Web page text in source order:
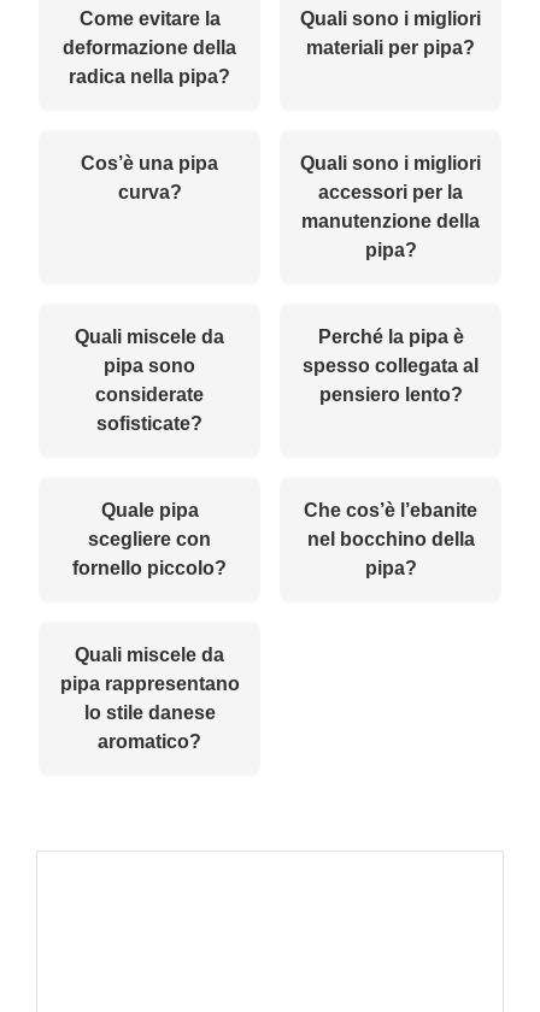
Come evitare la
deformazione della
radica nella pipa?
Quali sono i migliori
materiali per pipa?
Cos’è una pipa
curva?
Quali sono i migliori
accessori per la
manutenzione della
pipa?
Quali miscele da
pipa sono
considerate
sofisticate?
Perché la pipa è
spesso collegata al
pensiero lento?
Quale pipa
scegliere con
fornello piccolo?
Che cos’è l’ebanite
nel bocchino della
pipa?
Quali miscele da
pipa rappresentano
lo stile danese
aromatico?